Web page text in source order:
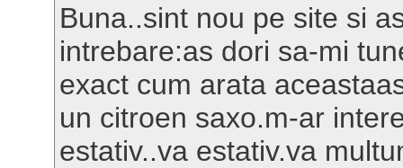
Buna..sint nou pe site si
intrebare:as dori sa-mi
exact cum arata
un citroen saxo.m-ar
estativ..va estativ.va